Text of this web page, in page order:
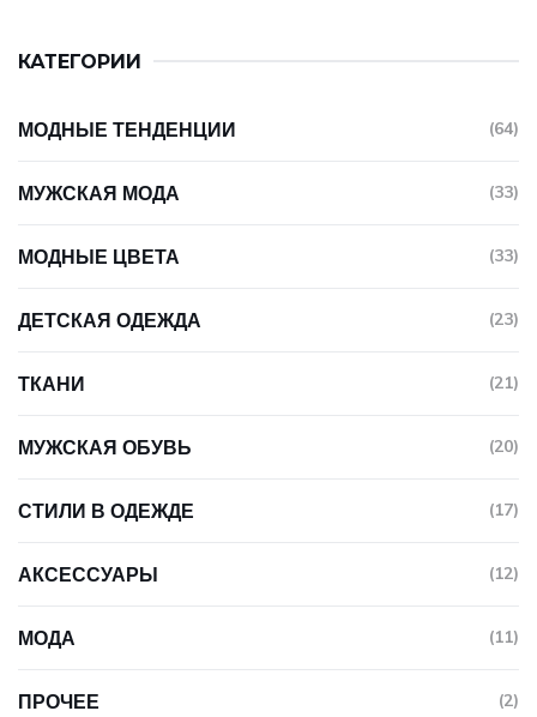
КАТЕГОРИИ
МОДНЫЕ ТЕНДЕНЦИИ (64)
МУЖСКАЯ МОДА (33)
МОДНЫЕ ЦВЕТА (33)
ДЕТСКАЯ ОДЕЖДА (23)
ТКАНИ (21)
МУЖСКАЯ ОБУВЬ (20)
СТИЛИ В ОДЕЖДЕ (17)
АКСЕССУАРЫ (12)
МОДА (11)
ПРОЧЕЕ (2)